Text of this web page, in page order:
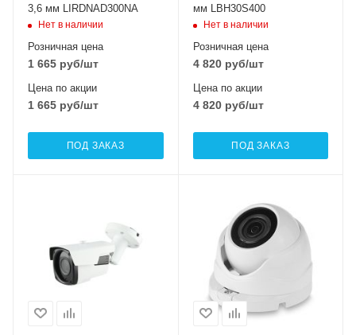
3,6 мм LIRDNAD300NA
Нет в наличии
Розничная цена
1 665 руб/шт
Цена по акции
1 665 руб/шт
ПОД ЗАКАЗ
мм LBH30S400
Нет в наличии
Розничная цена
4 820руб/шт
Цена по акции
4 820руб/шт
ПОД ЗАКАЗ